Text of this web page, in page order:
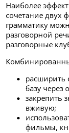
Наиболее
сочетание двух
грамматику
разговорной
разговорные
расширить
базу через
закрепить
вживую;
фильмы,